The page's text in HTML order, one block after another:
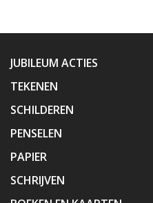
JUBILEUM ACTIES
TEKENEN
SCHILDEREN
PENSELEN
PAPIER
SCHRIJVEN